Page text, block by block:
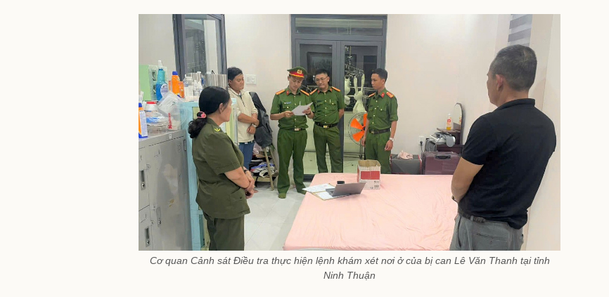
Cơ quan Cảnh sát Điều tra thực hiện lệnh khám xét nơi ở của bị can Lê Văn Thanh tại tỉnh
Ninh Thuận